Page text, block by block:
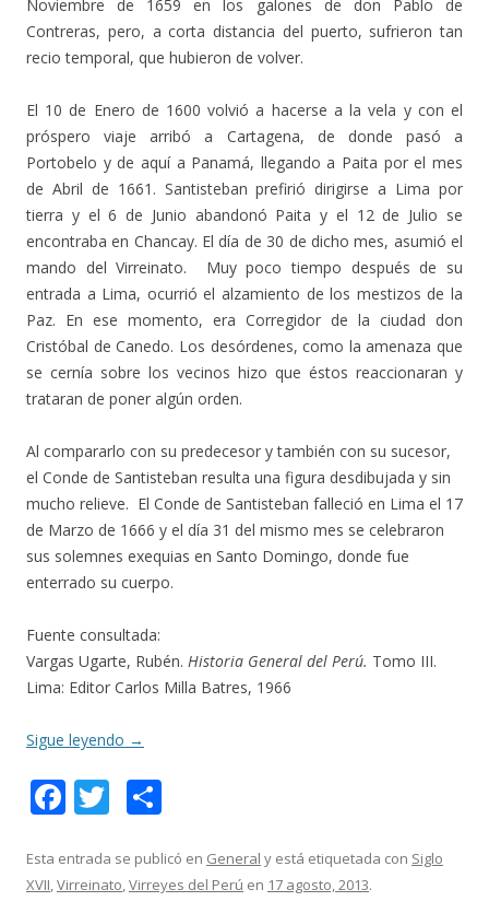
Noviembre de 1659 en los galones de don Pablo de
Contreras, pero, a corta distancia del puerto, sufrieron tan
recio temporal, que hubieron de volver.
El 10 de Enero de 1600 volvió a hacerse a la vela y con el
próspero viaje arribó a Cartagena, de donde pasó a
Portobelo y de aquí a Panamá, llegando a Paita por el mes
de Abril de 1661. Santisteban prefirió dirigirse a Lima por
tierra y el 6 de Junio abandonó Paita y el 12 de Julio se
encontraba en Chancay. El día de 30 de dicho mes, asumió el
mando del Virreinato. Muy poco tiempo después de su
entrada a Lima, ocurrió el alzamiento de los mestizos de la
Paz. En ese momento, era Corregidor de la ciudad don
Cristóbal de Canedo. Los desórdenes, como la amenaza que
se cernía sobre los vecinos hizo que éstos reaccionaran y
trataran de poner algún orden.
Al compararlo con su predecesor y también con su sucesor,
el Conde de Santisteban resulta una figura desdibujada y sin
mucho relieve. El Conde de Santisteban falleció en Lima el 17
de Marzo de 1666 y el día 31 del mismo mes se celebraron
sus solemnes exequias en Santo Domingo, donde fue
enterrado su cuerpo.
Fuente consultada:
Vargas Ugarte, Rubén. Historia General del Perú. Tomo III.
Lima: Editor Carlos Milla Batres, 1966
Sigue leyendo →
F
e
b
T
itt
er
m
p
Esta entrada se publicó en General y está etiquetada con Siglo
XVII,Virreinato,Virreyes del Perú en 17 agosto, 2013.